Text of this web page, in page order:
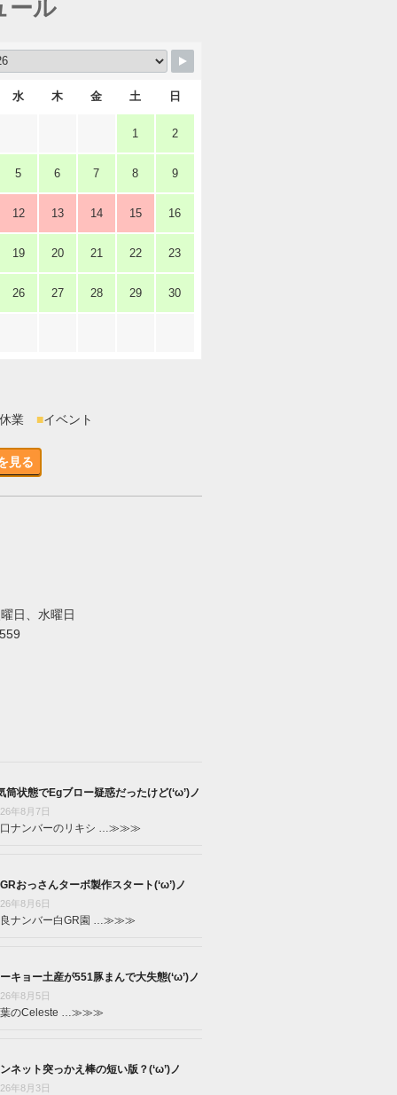
ール
水 木 金 土 日
1 2
5 6 7 8 9
12 13 14 15 16
19 20 21 22 23
26 27 28 29 30
業 ■イベント
見る
日、水曜日
筒状態でEgブロー疑惑だったけど(‘ω’)ノ
年8月7日
ナンバーのリキシ … ≫≫≫
おっさんターボ製作スタート(‘ω’)ノ
年8月6日
ナンバー白GR園 … ≫≫≫
キョー土産が551豚まんで大失態(‘ω’)ノ
年8月5日
のCeleste … ≫≫≫
ネット突っかえ棒の短い版？(‘ω’)ノ
年8月3日